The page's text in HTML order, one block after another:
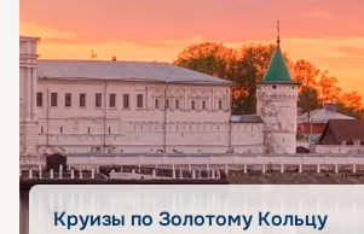
Круизы по Золотому Кольцу